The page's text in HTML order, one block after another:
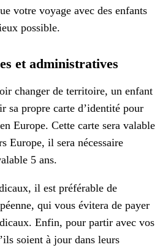
votre voyage avec des enfants
possible.
et administratives
changer de territoire, un enfant
sa propre carte d’identité pour
Europe. Cette carte sera valable
Europe, il sera nécessaire
5 ans.
il est préférable de
qui vous évitera de payer
Enfin, pour partir avec vos
soient à jour dans leurs